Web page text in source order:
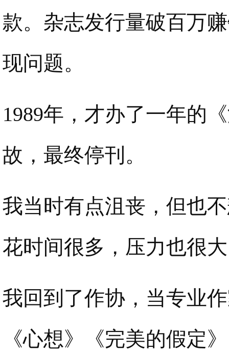
款。杂志发行量破百万
现问题。
1989年，才办了一年的
故，最终停刊。
我当时有点沮丧，但也
花时间很多，压力也很
我回到了作协，当专业
《心想》《完美的假定